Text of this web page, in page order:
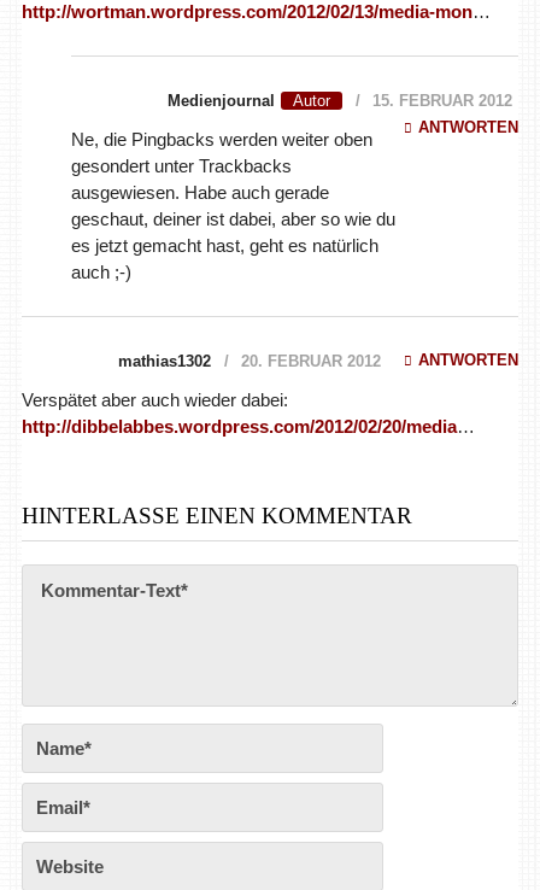
http://wortman.wordpress.com/2012/02/13/media-mon…
Medienjournal
15. FEBRUAR 2012
ANTWORTEN
Ne, die Pingbacks werden weiter oben
gesondert unter Trackbacks
ausgewiesen. Habe auch gerade
geschaut, deiner ist dabei, aber so wie du
es jetzt gemacht hast, geht es natürlich
auch ;-)
mathias1302 20. FEBRUAR 2012 ANTWORTEN
Verspätet aber auch wieder dabei:
http://dibbelabbes.wordpress.com/2012/02/20/media…
HINTERLASSE EINEN KOMMENTAR